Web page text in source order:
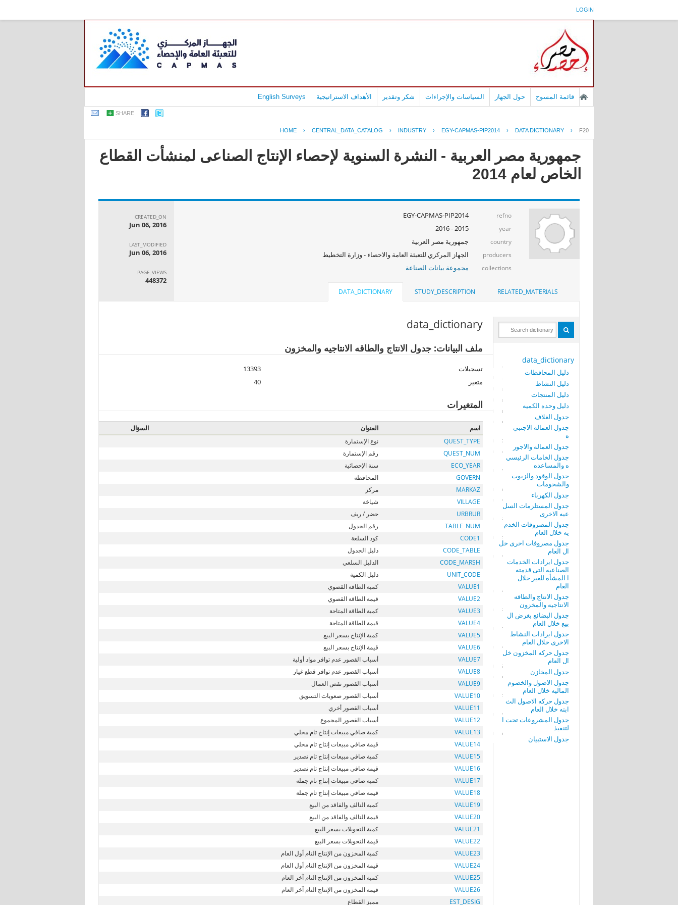
LOGIN
قائمة المسوح حول الجهاز السياسات والإجراءات شكر وتقدير الأهداف الاستراتيجية English Surveys
SHARE
HOME › CENTRAL_DATA_CATALOG › INDUSTRY › EGY-CAPMAS-PIP2014 › DATA DICTIONARY › F20
جمهورية مصر العربية - النشرة السنوية لإحصاء الإنتاج الصناعى لمنشأت القطاع
الخاص لعام 2014
refno
EGY-CAPMAS-PIP2014
year
2015 - 2016
country جمهورية مصر العربية
producers الجهاز المركزي للتعبئة العامة والاحصاء - وزارة التخطيط
collections مجموعة بيانات الصناعة
CREATED_ON
Jun 06, 2016
LAST_MODIFIED
Jun 06, 2016
PAGE_VIEWS
448372
RELATED_MATERIALS
STUDY_DESCRIPTION
DATA_DICTIONARY
data_dictionary
دليل المحافظات
دليل النشاط
دليل المنتجات
دليل وحده الكميه
جدول الغلاف
جدول العماله الاجنبي
ه
جدول العماله والاجور
جدول الخامات الرئيسي
ه والمساعده
جدول الوقود والزيوت
والشحومات
جدول الكهرباء
جدول المستلزمات السل
عيه الاخرى
جدول المصروفات الخدم
يه خلال العام
جدول مصروفات اخرى خل
ال العام
جدول ايرادات الخدمات
الصناعيه التى قدمته
ا المشأه للغير خلال
العام
جدول الانتاج والطاقه
الانتاجيه والمخزون
جدول البضائع بغرض ال
بيع خلال العام
جدول ايرادات النشاط
الاخرى خلال العام
جدول حركه المخزون خل
ال العام
جدول المخازن
جدول الاصول والخصوم
الماليه خلال العام
جدول حركه الاصول الث
ابته خلال العام
جدول المشروعات تحت ا
لتنفيذ
جدول الاستبيان
data_dictionary
ملف البيانات: جدول الانتاج والطاقه الانتاجيه والمخزون
تسجيلات
13393
متغير
40
المتغيرات
اسم العنوان
السؤال
QUEST_TYPE
نوع الإستمارة
QUEST_NUM
رقم الإستمارة
ECO_YEAR
سنة الإحصائية
GOVERN
المحافظة
MARKAZ
مركز
VILLAGE
شياخة
URBRUR
حضر / ريف
TABLE_NUM
رقم الجدول
CODE1
كود السلعة
CODE_TABLE
دليل الجدول
CODE_MARSH
الدليل السلعي
UNIT_CODE
دليل الكمية
VALUE1
كمية الطاقة القصوي
VALUE2
قيمة الطاقة القصوي
VALUE3
كمية الطاقة المتاحة
VALUE4
قيمة الطاقة المتاحة
VALUE5
كمية الإنتاج بسعر البيع
VALUE6
قيمة الإنتاج بسعر البيع
VALUE7
أسباب القصور عدم توافر مواد أولية
VALUE8
أسباب القصور عدم توافر قطع غيار
VALUE9
أسباب القصور نقص العمال
VALUE10
أسباب القصور صعوبات التسويق
VALUE11
أسباب القصور أخري
VALUE12
أسباب القصور المجموع
VALUE13
كمية صافي مبيعات إنتاج تام محلي
VALUE14
قيمة صافي مبيعات إنتاج تام محلي
VALUE15
كمية صافي مبيعات إنتاج تام تصدير
VALUE16
قيمة صافي مبيعات إنتاج تام تصدير
VALUE17
كمية صافي مبيعات إنتاج تام جملة
VALUE18
قيمة صافي مبيعات إنتاج تام جملة
VALUE19
كمية التالف والفاقد من البيع
VALUE20
قيمة التالف والفاقد من البيع
VALUE21
كمية التحويلات بسعر البيع
VALUE22
قيمة التحويلات بسعر البيع
VALUE23
كمية المخزون من الإنتاج التام أول العام
VALUE24
قيمة المخزون من الإنتاج التام أول العام
VALUE25
كمية المخزون من الإنتاج التام آخر العام
VALUE26
قيمة المخزون من الإنتاج التام آخر العام
EST_DESIG
مميز القطاع